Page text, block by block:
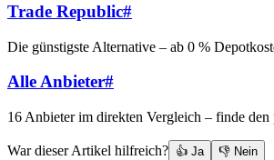
Trade Republic#
Die günstigste Alternative – ab 0 %
Alle Anbieter#
16 Anbieter im direkten Vergleich – finde den
War dieser Artikel hilfreich? 👍 Ja 👎 Nein